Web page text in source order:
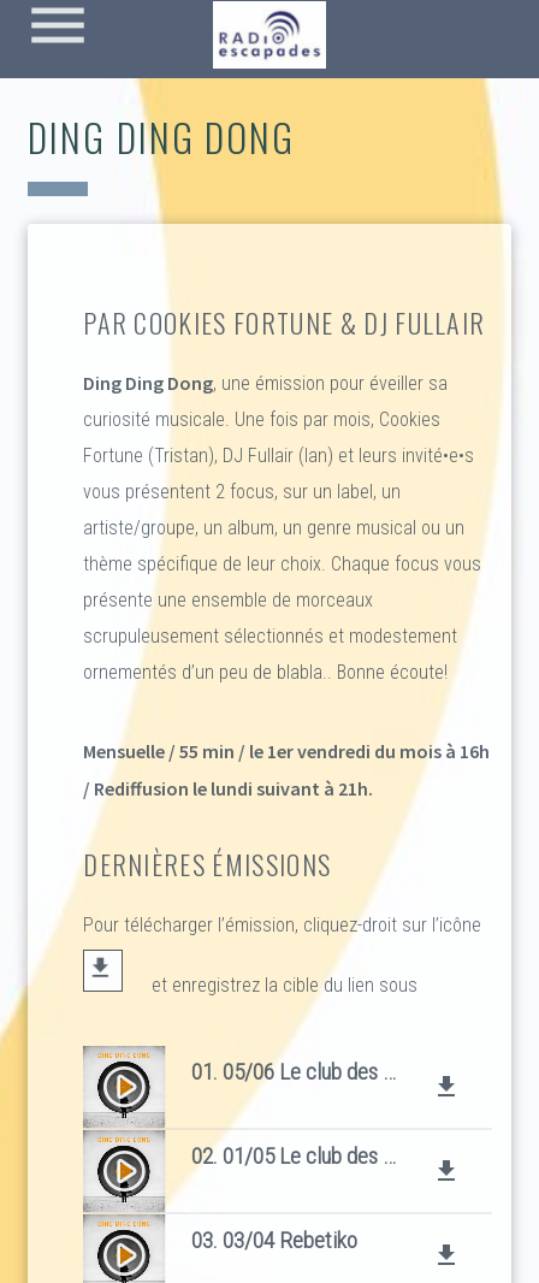
menu
DING DING DONG
PAR COOKIES FORTUNE & DJ FULLAIR
Ding Ding Dong, une émission pour éveiller sa
curiosité musicale. Une fois par mois, Cookies
Fortune (Tristan), DJ Fullair (Ian) et leurs invité•e•s
vous présentent 2 focus, sur un label, un
artiste/groupe, un album, un genre musical ou un
thème spécifique de leur choix. Chaque focus vous
présente une ensemble de morceaux
scrupuleusement sélectionnés et modestement
ornementés d’un peu de blabla.. Bonne écoute!
Mensuelle / 55 min / le 1er vendredi du mois à 16h
/ Rediffusion le lundi suivant à 21h.
DERNIÈRES ÉMISSIONS
Pour télécharger l’émission, cliquez-droit sur l’icône
et enregistrez la cible du lien sous
play_circle_filled 01. 05/06 Le club des 27 part2 file_download
play_circle_filled 02. 01/05 Le club des 27 part1 file_download
play_circle_filled 03. 03/04 Rebetiko file_download